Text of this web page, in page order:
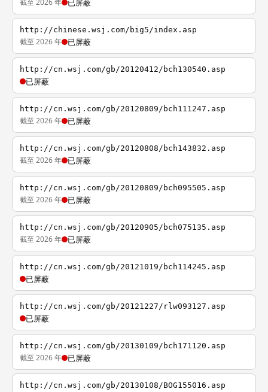
截至 2026 年 已屏蔽
http://chinese.wsj.com/big5/index.asp
截至 2026 年 已屏蔽
http://cn.wsj.com/gb/20120412/bch130540.asp
已屏蔽
http://cn.wsj.com/gb/20120809/bch111247.asp
截至 2026 年 已屏蔽
http://cn.wsj.com/gb/20120808/bch143832.asp
截至 2026 年 已屏蔽
http://cn.wsj.com/gb/20120809/bch095505.asp
截至 2026 年 已屏蔽
http://cn.wsj.com/gb/20120905/bch075135.asp
截至 2026 年 已屏蔽
http://cn.wsj.com/gb/20121019/bch114245.asp
已屏蔽
http://cn.wsj.com/gb/20121227/rlw093127.asp
已屏蔽
http://cn.wsj.com/gb/20130109/bch171120.asp
截至 2026 年 已屏蔽
http://cn.wsj.com/gb/20130108/BOG155016.asp